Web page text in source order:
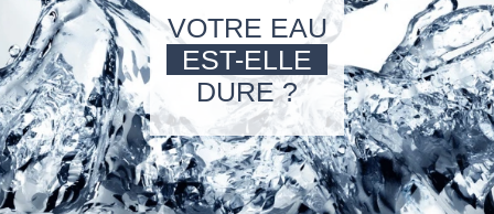
VOTRE EAU
EST-ELLE
DURE ?